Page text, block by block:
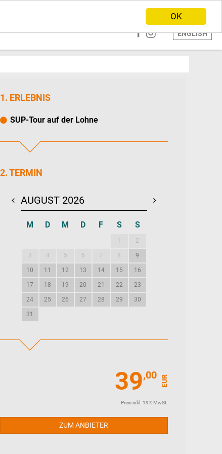
OK
ANBIETER WERDEN HOME
ENGLISH
1. ERLEBNIS
SUP-Tour auf der Lohne
2. TERMIN
AUGUST 2026
M D M D F S S
1 2
3 4 5 6 7 8 9
10 11 12 13 14 15 16
17 18 19 20 21 22 23
24 25 26 27 28 29 30
31
SEPTEMBER
39,00 EUR
Preis inkl. 19% MwSt.
ZUM ANBIETER